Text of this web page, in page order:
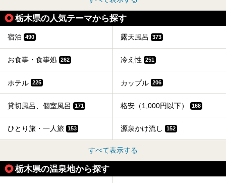
栃木県の人気テーマから探す
宿泊 490 露天風呂 373
お食事・食事処 262 冷え性 251
ホテル 225 カップル 206
貸切風呂、個室風呂 171 格安（1,000円以下） 168
ひとり旅・一人旅 153 源泉かけ流し 152
すべて表示する
栃木県の温泉地から探す